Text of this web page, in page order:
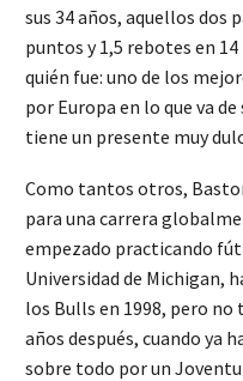
sus 34 años, aquellos dos
puntos y 1,5 rebotes en
quién fue: uno de los
por Europa en lo que va
tiene un presente muy
Como tantos otros,
para una carrera
empezado practicando
Universidad de Michigan,
los Bulls en 1998, pero
años después, cuando ya
sobre todo por un